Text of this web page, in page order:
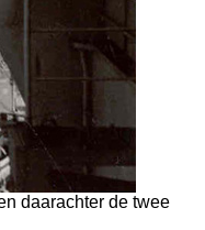
daarachter de twee